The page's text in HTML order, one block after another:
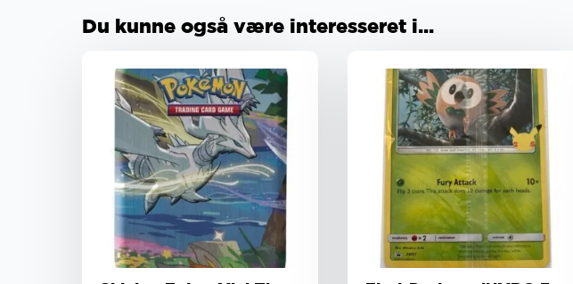
Du kunne også være interesseret i...